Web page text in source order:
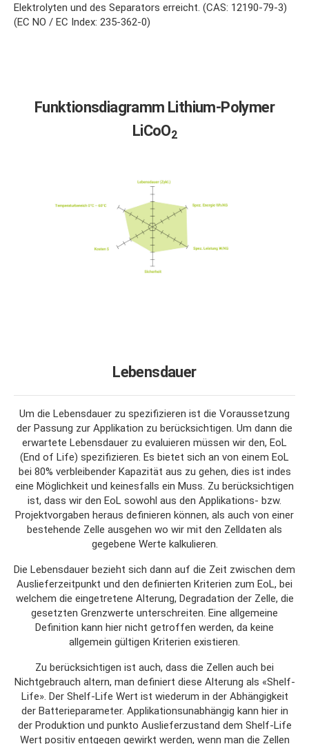
Elektrolyten und des Separators erreicht. (CAS: 12190-79-3)
(EC NO / EC Index: 235-362-0)
Funktionsdiagramm Lithium-Polymer
LiCoO2
Lebensdauer
Um die Lebensdauer zu spezifizieren ist die Voraussetzung
der Passung zur Applikation zu berücksichtigen. Um dann die
erwartete Lebensdauer zu evaluieren müssen wir den, EoL
(End of Life) spezifizieren. Es bietet sich an von einem EoL
bei 80% verbleibender Kapazität aus zu gehen, dies ist indes
eine Möglichkeit und keinesfalls ein Muss. Zu berücksichtigen
ist, dass wir den EoL sowohl aus den Applikations- bzw.
Projektvorgaben heraus definieren können, als auch von einer
bestehende Zelle ausgehen wo wir mit den Zelldaten als
gegebene Werte kalkulieren.
Die Lebensdauer bezieht sich dann auf die Zeit zwischen dem
Auslieferzeitpunkt und den definierten Kriterien zum EoL, bei
welchem die eingetretene Alterung, Degradation der Zelle, die
gesetzten Grenzwerte unterschreiten. Eine allgemeine
Definition kann hier nicht getroffen werden, da keine
allgemein gültigen Kriterien existieren.
Zu berücksichtigen ist auch, dass die Zellen auch bei
Nichtgebrauch altern, man definiert diese Alterung als «Shelf-
Life». Der Shelf-Life Wert ist wiederum in der Abhängigkeit
der Batterieparameter. Applikationsunabhängig kann hier in
der Produktion und punkto Auslieferzustand dem Shelf-Life
Wert positiv entgegen gewirkt werden, wenn man die Zellen